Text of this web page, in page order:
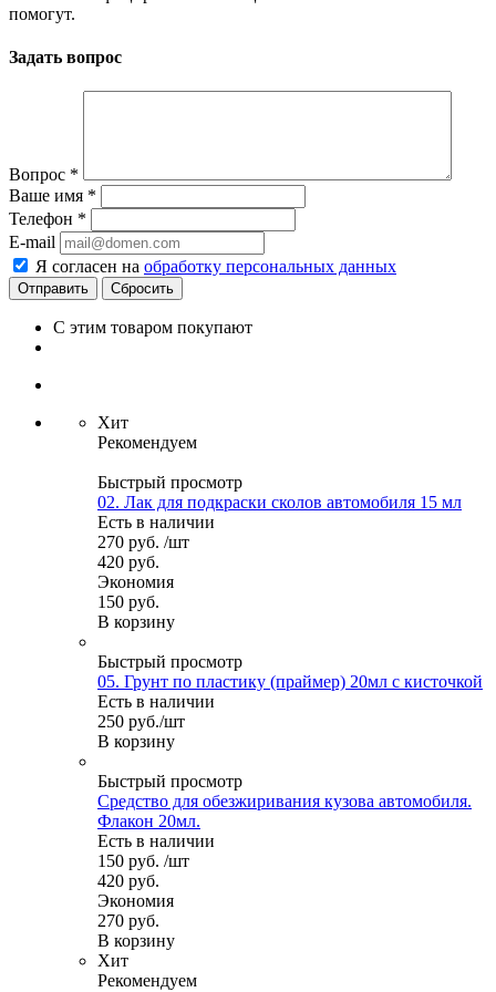
помогут.
Задать вопрос
Вопрос *
Ваше имя *
Телефон *
E-mail
Я согласен на обработку персональных данных
Сбросить
С этим товаром покупают
Хит
Рекомендуем
Быстрый просмотр
02. Лак для подкраски сколов автомобиля 15 мл
Есть в наличии
270 руб. /шт
420 руб.
Экономия
150 руб.
В корзину
Быстрый просмотр
05. Грунт по пластику (праймер) 20мл с кисточкой
Есть в наличии
250 руб./шт
В корзину
Быстрый просмотр
Средство для обезжиривания кузова автомобиля.
Флакон 20мл.
Есть в наличии
150 руб. /шт
420 руб.
Экономия
270 руб.
В корзину
Хит
Рекомендуем